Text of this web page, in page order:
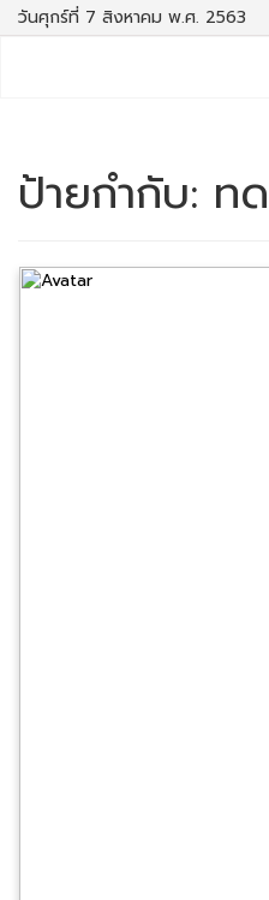
วันศุกร์ที่ 7 สิงหาคม พ.ศ. 2563
ป้ายกำกับ: ท